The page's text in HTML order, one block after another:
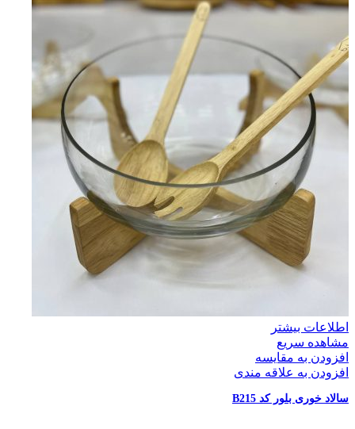
اطلاعات بیشتر
مشاهده سریع
افزودن به مقایسه
افزودن به علاقه مندی
سالاد خوری بلور کد B215